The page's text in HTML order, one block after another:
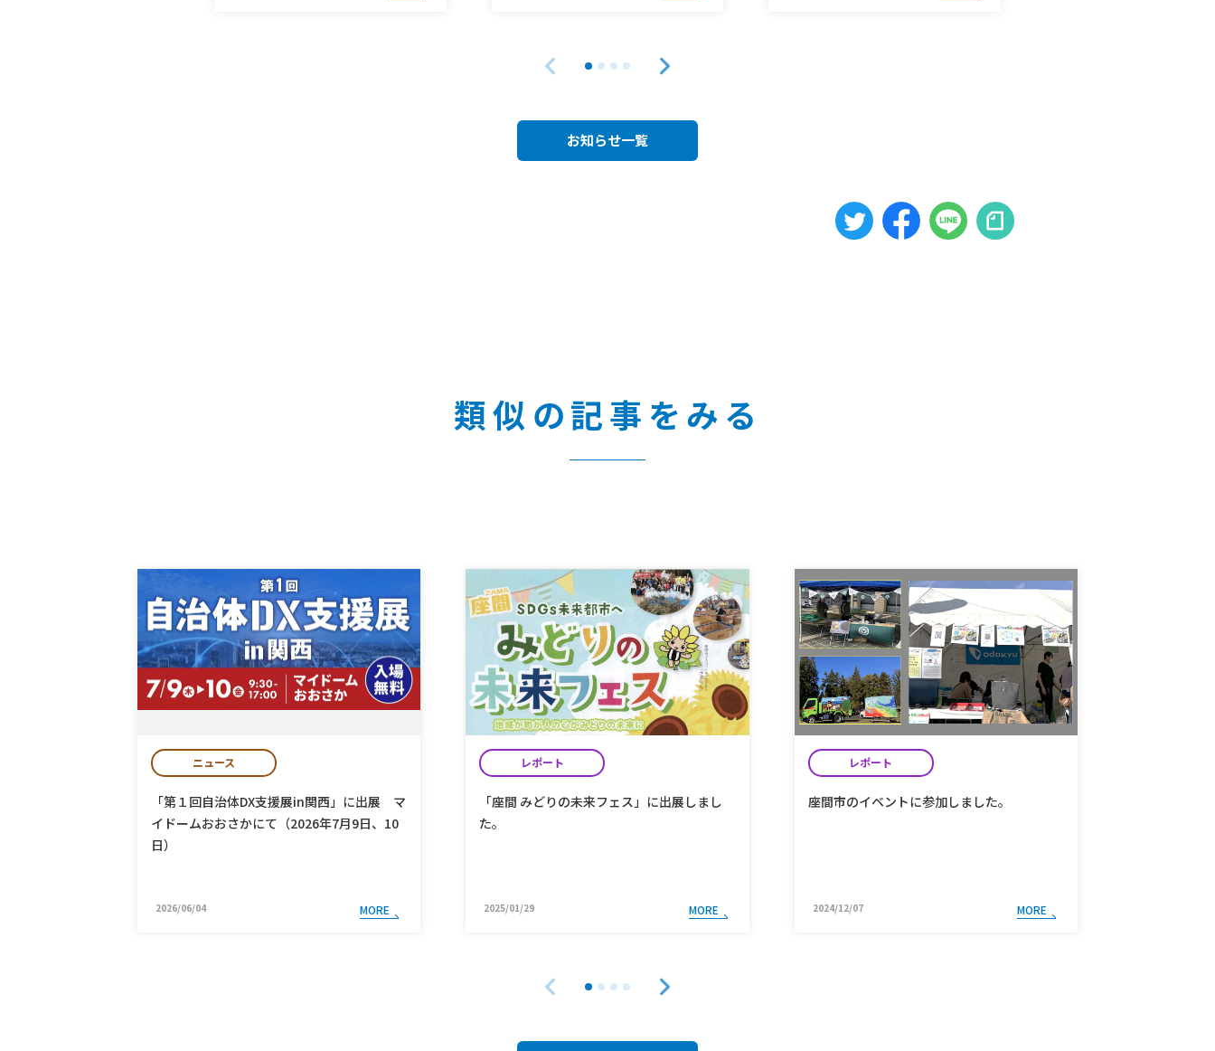
お知らせ一覧
類似の記事をみる
ニュース
「第１回自治体DX支援展in関西」に出展 マ
イドームおおさかにて（2026年7月9日、10
日）
2026/06/04 MORE
レポート
「座間 みどりの未来フェス」に出展しまし
た。
2025/01/29 MORE
レポート
座間市のイベントに参加しました。
2024/12/07 MORE